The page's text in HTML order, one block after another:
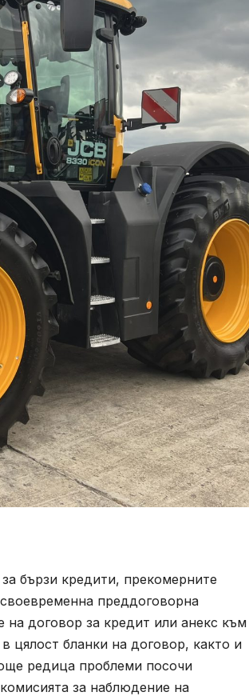
бързи кредити, прекомерните
преддоговорна
договор за кредит или анекс към
цялост бланки на договор, както и
редица проблеми посочи
за наблюдение на